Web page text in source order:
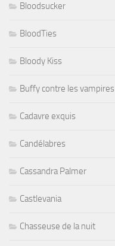
Bloodsucker
BloodTies
Bloody Kiss
Buffy contre les vampires
Cadavre exquis
Candélabres
Cassandra Palmer
Castlevania
Chasseuse de la nuit